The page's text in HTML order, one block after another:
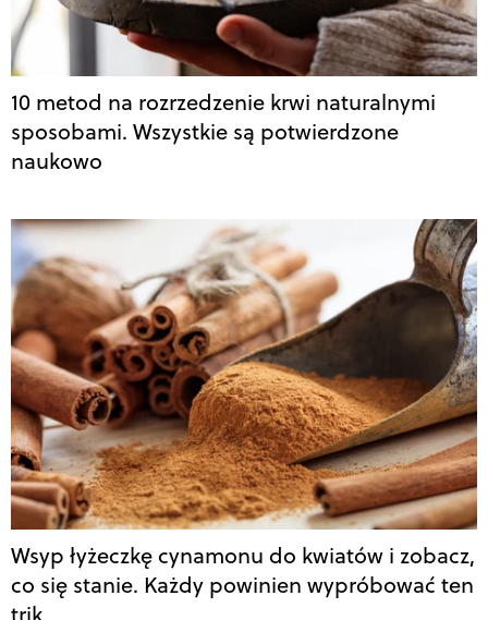
10 metod na rozrzedzenie krwi naturalnymi
sposobami. Wszystkie są potwierdzone
naukowo
Wsyp łyżeczkę cynamonu do kwiatów i zobacz,
co się stanie. Każdy powinien wypróbować ten